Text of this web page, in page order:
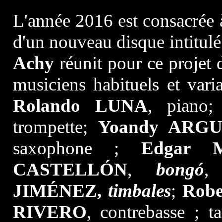
L'année 2016 est
d'un nouveau disque
Achyréunit pour ce projet
musiciens habituels et
Rolando LUNA,
trompette; Yoandy
saxophone ;Edgar
CASTELLÓN, bongó
JIMÉNEZ, timbales;
RIVERO, contrebasse ;